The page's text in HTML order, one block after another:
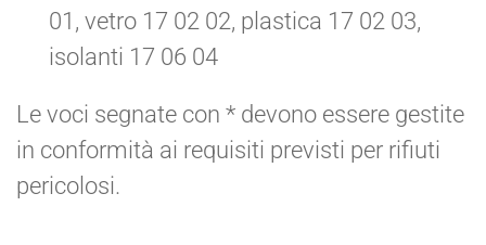
01, vetro 17 02 02, plastica 17 02 03,
isolanti 17 06 04
Le voci segnate con * devono essere gestite
in conformità ai requisiti previsti per rifiuti
pericolosi.